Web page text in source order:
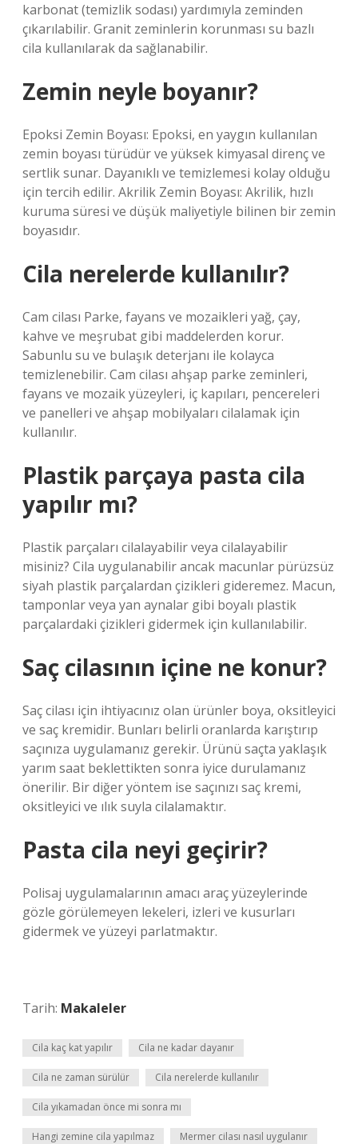
karbonat (temizlik sodası) yardımıyla zeminden
çıkarılabilir. Granit zeminlerin korunması su bazlı
cila kullanılarak da sağlanabilir.
Zemin neyle boyanır?
Epoksi Zemin Boyası: Epoksi, en yaygın kullanılan
zemin boyası türüdür ve yüksek kimyasal direnç ve
sertlik sunar. Dayanıklı ve temizlemesi kolay olduğu
için tercih edilir. Akrilik Zemin Boyası: Akrilik, hızlı
kuruma süresi ve düşük maliyetiyle bilinen bir zemin
boyasıdır.
Cila nerelerde kullanılır?
Cam cilası Parke, fayans ve mozaikleri yağ, çay,
kahve ve meşrubat gibi maddelerden korur.
Sabunlu su ve bulaşık deterjanı ile kolayca
temizlenebilir. Cam cilası ahşap parke zeminleri,
fayans ve mozaik yüzeyleri, iç kapıları, pencereleri
ve panelleri ve ahşap mobilyaları cilalamak için
kullanılır.
Plastik parçaya pasta cila
yapılır mı?
Plastik parçaları cilalayabilir veya cilalayabilir
misiniz? Cila uygulanabilir ancak macunlar pürüzsüz
siyah plastik parçalardan çizikleri gideremez. Macun,
tamponlar veya yan aynalar gibi boyalı plastik
parçalardaki çizikleri gidermek için kullanılabilir.
Saç cilasının içine ne konur?
Saç cilası için ihtiyacınız olan ürünler boya, oksitleyici
ve saç kremidir. Bunları belirli oranlarda karıştırıp
saçınıza uygulamanız gerekir. Ürünü saçta yaklaşık
yarım saat beklettikten sonra iyice durulamanız
önerilir. Bir diğer yöntem ise saçınızı saç kremi,
oksitleyici ve ılık suyla cilalamaktır.
Pasta cila neyi geçirir?
Polisaj uygulamalarının amacı araç yüzeylerinde
gözle görülemeyen lekeleri, izleri ve kusurları
gidermek ve yüzeyi parlatmaktır.
Tarih: Makaleler
Cila kaç kat yapılır Cila ne kadar dayanır
Cila ne zaman sürülür Cila nerelerde kullanılır
Cila yıkamadan önce mi sonra mı
Hangi zemine cila yapılmaz Mermer cilası nasıl uygulanır